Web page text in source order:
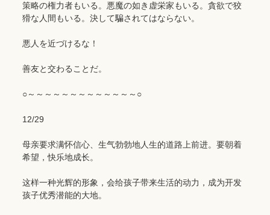
策略の権力者もいる。悪魔の如き虚栄家もいる。貪欲で狡
猾な人間もいる。決して騙されてはならない。
悪人を近づけるな！
善友と交わることだ。
○～～～～～～～～～～～～～○
12/29
母亲要求满怀信心、生气勃勃地人生的道路上前进。要朝着
希望，快乐地成长。
这样一种光辉的形象，会给孩子带来生活的动力，成为开发
孩子优秀潜能的大地。